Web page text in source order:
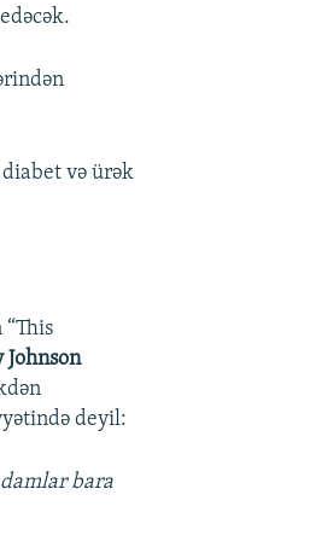
və ürək
Johnson
deyil:
bara